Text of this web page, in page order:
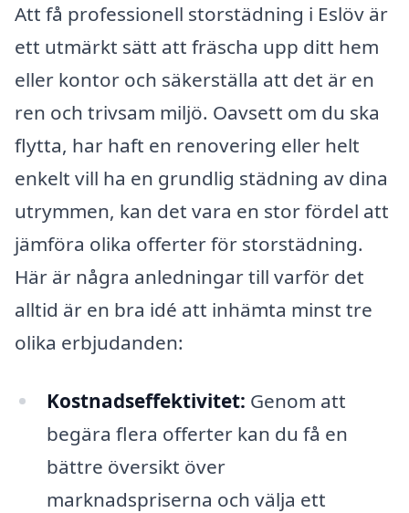
Att få professionell storstädning i Eslöv är
ett utmärkt sätt att fräscha upp ditt hem
eller kontor och säkerställa att det är en
ren och trivsam miljö. Oavsett om du ska
flytta, har haft en renovering eller helt
enkelt vill ha en grundlig städning av dina
utrymmen, kan det vara en stor fördel att
jämföra olika offerter för storstädning.
Här är några anledningar till varför det
alltid är en bra idé att inhämta minst tre
olika erbjudanden:
Kostnadseffektivitet: Genom att
begära flera offerter kan du få en
bättre översikt över
marknadspriserna och välja ett